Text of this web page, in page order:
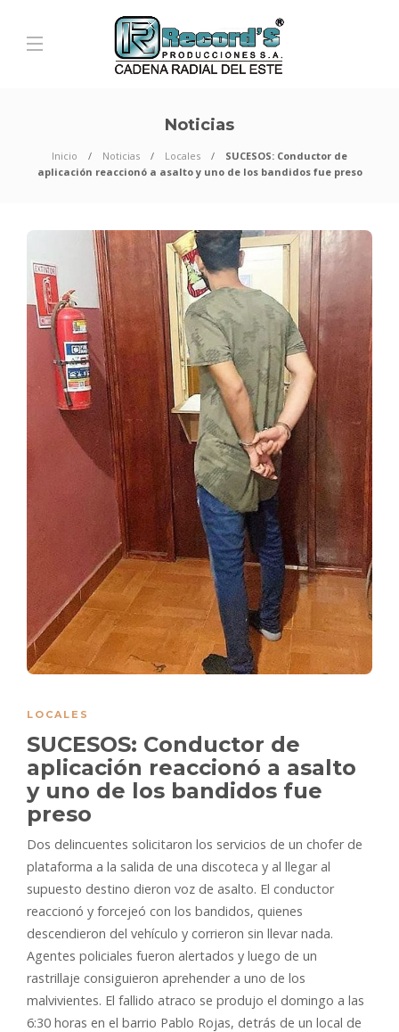
Noticias
Inicio Noticias Locales
SUCESOS: Conductor de
aplicación reaccionó a asalto y uno de los bandidos fue preso
LOCALES
SUCESOS: Conductor de
aplicación reaccionó a asalto
y uno de los bandidos fue
preso
Dos delincuentes solicitaron los servicios de un chofer de
plataforma a la salida de una discoteca y al llegar al
supuesto destino dieron voz de asalto. El conductor
reaccionó y forcejeó con los bandidos, quienes
descendieron del vehículo y corrieron sin llevar nada.
Agentes policiales fueron alertados y luego de un
rastrillaje consiguieron aprehender a uno de los
malvivientes. El fallido atraco se produjo el domingo a las
6:30 horas en el barrio Pablo Rojas, detrás de un local de